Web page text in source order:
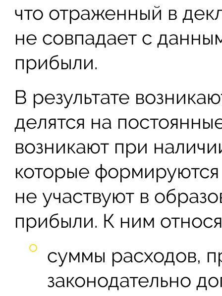
что отраженный в
не совпадает с
прибыли.
В результате
делятся на
возникают при
которые формируются
не участвуют в
прибыли. К ним
суммы расходов,
законодательно